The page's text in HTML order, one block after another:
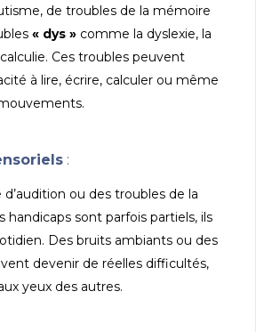
de troubles de la mémoire
« dys » comme la dyslexie, la
Ces troubles peuvent
à lire, écrire, calculer ou même
:
ou des troubles de la
handicaps sont parfois partiels, ils
Des bruits ambiants ou des
devenir de réelles difficultés,
yeux des autres.